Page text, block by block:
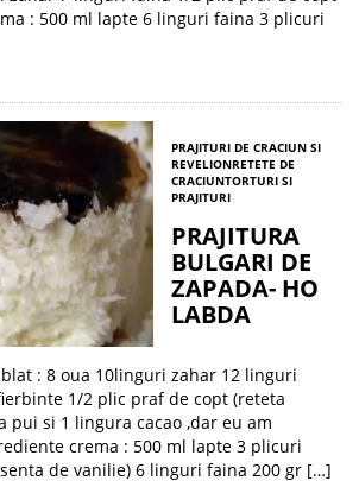
: 500 ml lapte 6 linguri faina 3 plicuri
PRAJITURI DE CRACIUN SI
REVELIONRETETE DE
CRACIUNTORTURI SI
PRAJITURI
PRAJITURA
BULGARI DE
ZAPADA- HO
LABDA
: 8 oua 10linguri zahar 12 linguri
1/2 plic praf de copt (reteta
pui si 1 lingura cacao ,dar eu am
crema : 500 ml lapte 3 plicuri
de vanilie) 6 linguri faina 200 gr […]